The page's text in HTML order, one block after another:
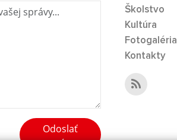
Odoslať
Školstvo
Kultúra
Fotogaléria
Kontakty